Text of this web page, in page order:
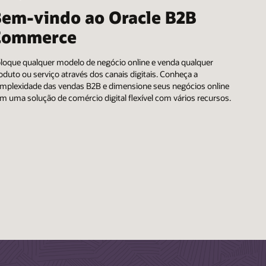
vindo ao Oracle B2B
qualquer modelo de negócio online e venda qualquer
ou serviço através dos canais digitais. Conheça a
das vendas B2B e dimensione seus negócios online
uma solução de comércio digital flexível com vários recursos.